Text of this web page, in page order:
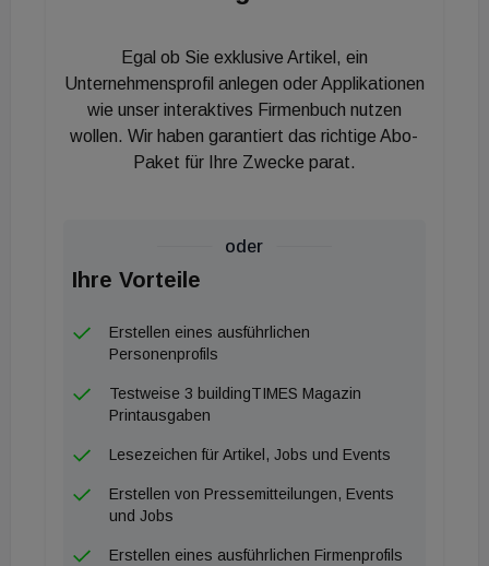
Konditionen“, wie der Anwalt weiter berichtet. Die
Zusammen mit seinem Kollegen Leo Haslhofer hat
Stickler die Stadt St. Pölten beim gesamten
Vertrag bis zum Zuschlag. Offenbar weil PPP-
Modelle nicht so wahnsinnig populär sind, „wurde
Kommunikation mit den Bietern und einer
detaillierten Verfahrensplanung auch eine
Markterkundung durchgeführt, welche die
Akzeptanz des Projektes am Markt stärkte“, hält
Gregor Stickler fest. Vor allem das Schulbau-
Programm der Stadt Wien habe der PPP-
Entwicklung geholfen, erklärt der Jurist. „Das hat im
Markt zu größerer Routine geführt. Es hat doch
Egal ob Sie exklusive Artikel, ein
Unternehmensprofil anlegen oder Applikationen
wie unser interaktives Firmenbuch nutzen
wollen. Wir haben garantiert das richtige Abo-
Paket für Ihre Zwecke parat.
oder
Ihre Vorteile
Erstellen eines ausführlichen
Personenprofils
Testweise 3 buildingTIMES Magazin
Printausgaben
Lesezeichen für Artikel, Jobs und Events
Erstellen von Pressemitteilungen, Events
und Jobs
Erstellen eines ausführlichen Firmenprofils